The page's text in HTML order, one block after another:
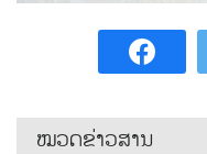
ໝວດຂ່າວສານ